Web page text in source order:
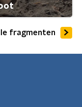
fragmenten